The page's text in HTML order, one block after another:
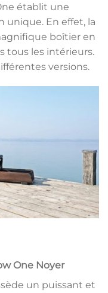
établit une
unique. En effet, la
boîtier en
tous les intérieurs.
versions.
One Noyer
un puissant et